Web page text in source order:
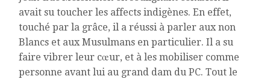
avait su toucher les affects indigènes. En effet,
touché par la grâce, il a réussi à parler aux non
Blancs et aux Musulmans en particulier. Il a su
faire vibrer leur cœur, et à les mobiliser comme
personne avant lui au grand dam du PC. Tout le